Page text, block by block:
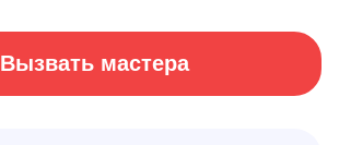
Вызвать мастера